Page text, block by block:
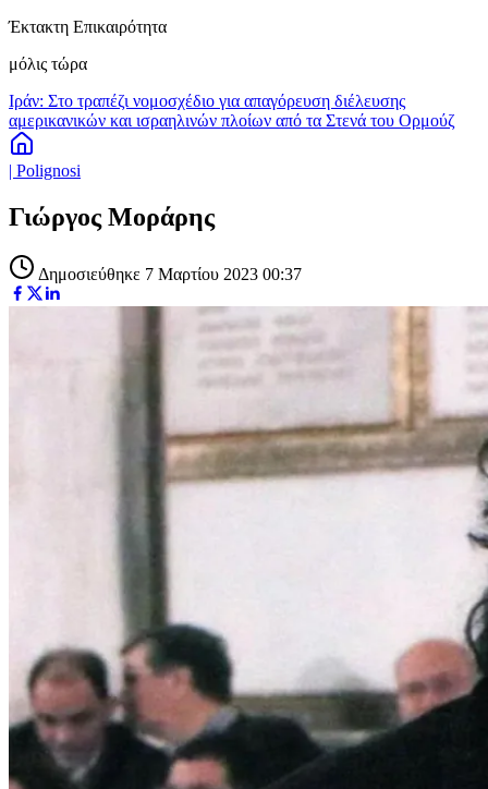
Έκτακτη Επικαιρότητα
μόλις τώρα
Ιράν: Στο τραπέζι νομοσχέδιο για απαγόρευση διέλευσης
αμερικανικών και ισραηλινών πλοίων από τα Στενά του Ορμούζ
| Polignosi
Γιώργος Μοράρης
Δημοσιεύθηκε 7 Μαρτίου 2023 00:37